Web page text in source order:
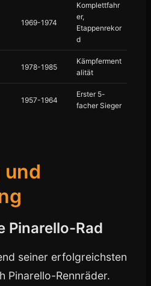
1969-1974
Komplettfahr
er,
Etappenrekor
d
1978-1985
Kämpferment
alität
1957-1964
Erster 5-
facher Sieger
und
Pinarello-Rad
seiner erfolgreichsten
Pinarello-Rennräder.